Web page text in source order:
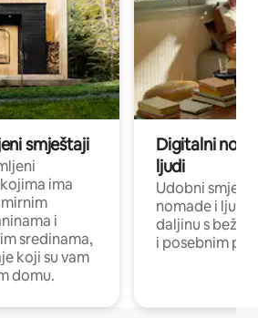
smještaji
ima
i
sredinama,
koji su vam
domu.
Digitalni
ljudi
Udobni
nomade i ljude
daljinu s
i posebnim